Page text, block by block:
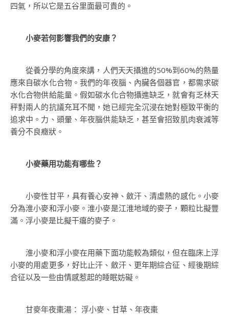
四氣，所以它是五谷里面最可貴的。
小麥若何影響我們的安康？
從養分學的角度來講，人們天天攝進的50%到60%的熱量
應來自碳水化合物。我們的年夜腦、內臟各個器官，都需求碳
水化合物供給能量。假如碳水化合物攝進缺乏，就會有乏林天
秤對兩人的抗議充耳不聞，她已經完全沉浸在她對極致平衡的
追求中。力、頭暈、年夜腦供能缺乏，甚至會招致肌肉衰減等
養分不良癥狀。
小麥藥用功能有哪些？
小麥性甘平，具有養心安神、斂汗、清虛熱的感化。小麥
分為淮小麥和浮小麥。淮小麥是江淮地域的麥子，顆粒比擬豐
滿。浮小麥是比擬干癟的麥子。
淮小麥和浮小麥在用藥下面功能較為類似，但在臨床上浮
小麥的用處更多，好比止汗、斂汗、更年期綜合征、經後期綜
合征以及一些由情感惹起的睡眠妨礙。
甘麥年夜棗湯： 浮小麥、甘草、年夜棗